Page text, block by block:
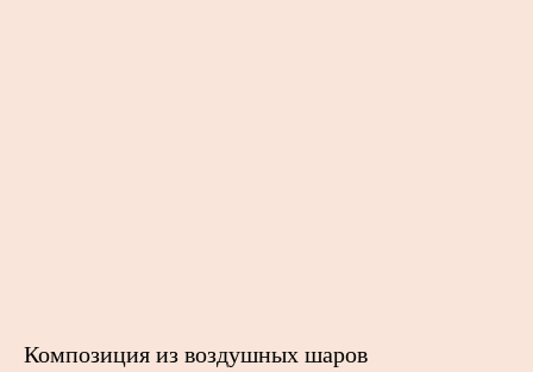
Композиция из воздушных шаров